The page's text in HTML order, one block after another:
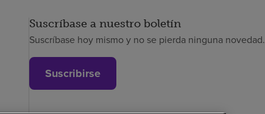
Suscríbase a nuestro boletín
Suscríbase hoy mismo y no se pierda ninguna novedad.
Suscribirse